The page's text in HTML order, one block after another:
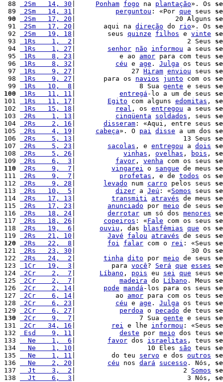
88
2Sm   14, 30 Ponham fogo na plantação». Os
89
2Sm   14, 31 perguntou : «Por que seus
90
2Sm   17, 20 |                         20 Alguns
91
2Sm   17, 20 |       aqui na direção do rio». Os
92
2Sm   19, 18 |        seus quinze filhos e vinte
93
1Rs    1,  2 |                            2 Seus
94
1Rs    1, 27 senhor não informou a seus
95
1Rs    8, 23 |           e ao amor para com teus
96
1Rs    8, 32 céu e age . Julga os teus
97
1Rs    9, 27 |              27 Hiram enviou seus
98
1Rs    9, 27 |       para os navios junto com os
99
1Rs   10,  8 |                8 Sua gente e seus
100
1Rs   11, 11 entregá -lo a um de seus
101
1Rs   11, 17 Egito com alguns edomitas ,
102
1Rs   15, 18 real , os entregou a seus
103
2Rs    1, 13 cinqüenta soldados , seus
104
2Rs    2, 16 disseram : «Aqui, entre seus
105
2Rs    4, 19 cabeça». O pai disse a um dos
106
2Rs    5, 13 |                           13 Seus
107
2Rs    5, 23 sacolas , e entregou a dois
108
2Rs    5, 26 vinhas , ovelhas , bois ,
109
2Rs    6,  3 favor , venha com os seus
110
2Rs    9,  7 vingarei o sangue de meus
111
2Rs    9,  7 profetas , e de todos os
112
2Rs    9, 28 levado num carro pelos seus
113
2Rs   10,  5 dizer a Jeú : «Somos seus
114
2Rs   17, 13 transmiti através de meus
115
2Rs   17, 23 anunciado por meio de seus
116
2Rs   18, 24 derrotar um só dos menores
117
2Rs   18, 26 copeiros : «Fale com os seus
118
2Rs   19,  6 ouviu , das blasfêmias que os
119
2Rs   21, 10 Javé falou através de seus
120
2Rs   22,  8 foi falar com o rei : «Seus
121
2Rs   23, 30 |                             30 Os
122
2Rs   24,  2 tinha dito por meio de seus
123
1Cr   19,  3 |         para você? Será que esses
124
2Cr    2,  7 Líbano , pois eu sei que seus
125
2Cr    2,  7 madeira do Líbano . Meus
126
2Cr    2, 14 pode mandá -los para os seus
127
2Cr    6, 14 |          ao amor para com os teus
128
2Cr    6, 23 céu e age . Julga os teus
129
2Cr    6, 27 perdoa o pecado de teus
130
2Cr    9,  7 |                7 Sua gente e seus
131
2Cr   34, 16 rei e lhe informou : «Seus
132
Esd    9, 11 deste por meio dos teus
133
  Ne    1,  6
favor dos israelitas , teus
134
  Ne    1, 10
|                  10 Eles são teus
135
  Ne    1, 11
|         do teu servo e dos outros
136
  Ne    2, 20
céu nos dará sucesso . Nós,
137
  Jt    3,  2
|                           2 Somos
138
  Jt    6,  3
|                            3 Nós,